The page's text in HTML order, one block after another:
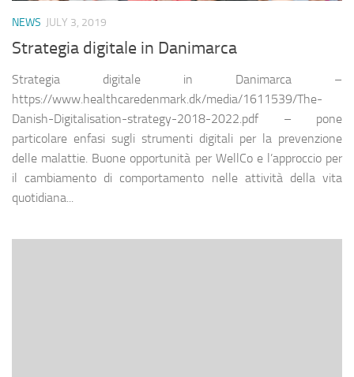
NEWS JULY 3, 2019
Strategia digitale in Danimarca
Strategia digitale in Danimarca –
https://www.healthcaredenmark.dk/media/1611539/The-
Danish-Digitalisation-strategy-2018-2022.pdf – pone
particolare enfasi sugli strumenti digitali per la prevenzione
delle malattie. Buone opportunità per WellCo e l’approccio per
il cambiamento di comportamento nelle attività della vita
quotidiana...